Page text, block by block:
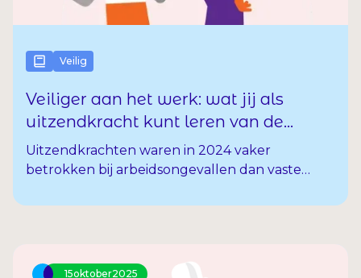
Veilig
Veiliger aan het werk: wat jij als
uitzendkracht kunt leren van de
nieuwste cijfers
Uitzendkrachten waren in 2024 vaker
betrokken bij arbeidsongevallen dan vaste
blijvende gevolgen. Dat blijkt uit de nieuwste
belangrijk dat jij weet hoe je veilig kunt werken
15oktober2025